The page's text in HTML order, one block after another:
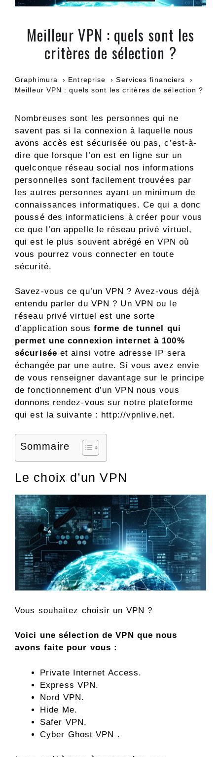
Meilleur VPN : quels sont les
critères de sélection ?
Graphimura Entreprise
Services financiers
Meilleur VPN : quels sont les critères de sélection ?
Nombreuses sont les personnes qui ne
savent pas si la connexion à laquelle nous
avons accès est sécurisée ou pas, c’est-à-
dire que lorsque l’on est en ligne sur un
quelconque réseau social nos informations
personnelles sont facilement trouvées par
les autres personnes ayant un minimum de
connaissances informatiques. Ce qui a donc
poussé des informaticiens à créer pour vous
ce que l’on appelle le réseau privé virtuel,
qui est le plus souvent abrégé en VPN où
vous pourrez vous connecter en toute
sécurité.
Savez-vous ce qu’un VPN ? Avez-vous déjà
entendu parler du VPN ? Un VPN ou le
réseau privé virtuel est une sorte
d’application sous forme de tunnel qui
permet une connexion internet à 100%
sécurisée et ainsi votre adresse IP sera
échangée par une autre. Si vous avez envie
de vous renseigner davantage sur le principe
de fonctionnement d’un VPN nous vous
donnons rendez-vous sur notre plateforme
qui est la suivante : http://vpnlive.net.
Sommaire
Le choix d’un VPN
Vous souhaitez choisir un VPN ?
Voici une sélection de VPN que nous
avons faite pour vous :
Private Internet Access.
Express VPN.
Nord VPN.
Hide Me.
Safer VPN.
Cyber Ghost VPN .